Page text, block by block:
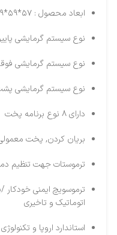
ابعاد محصول : ۵۷*۵۹*۵۹ سانتی متر
نوع سیستم گرمایشی
نوع سیستم گرمایشی
نوع سیستم گرمایشی
دارای ۸ نوع برنامه پخت
بریان کردن, پخت
ترموستات جهت تنظیم
ترموسویچ ایمنی
اتوماتیک و تاخیری
استاندارد اروپا و